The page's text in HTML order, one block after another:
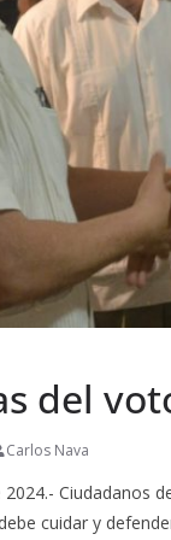
del
Carlos Nava
2024.- Ciudadanos
cuidar y